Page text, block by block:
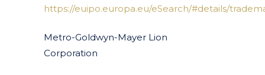
https://euipo.europa.eu/eSearch/#details/
Metro-Goldwyn-Mayer Lion
Corporation